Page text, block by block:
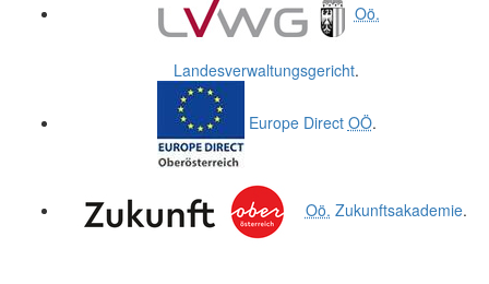
Oö.
Landesverwaltungsgericht.
Europe Direct OÖ.
Oö. Zukunftsakademie.